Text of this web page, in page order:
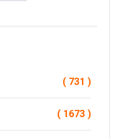
( 731 )
( 1673 )